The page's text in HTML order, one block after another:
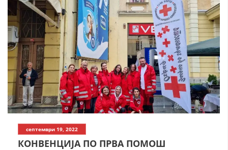
ИСТОРИЈАТ НА ЦКРМ
ИСТОРИЈАТ НА ДВИЖЕЊЕТО
СТРУКТУРА НА ОРГАНИЗАЦИЈАТА
септември 19, 2022
КОНВЕНЦИЈА ПО ПРВА ПОМОШ